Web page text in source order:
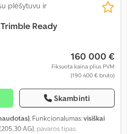
plėšytuvu ir
Trimble Ready
160 000 €
Fiksuota kaina plius PVM
(190 400 € bruto)
Skambinti
, Funkcionalumas:visiškai
AG), pavaros tipas: